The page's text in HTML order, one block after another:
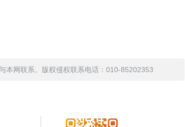
本网联系。版权侵权联系电话：010-85202353